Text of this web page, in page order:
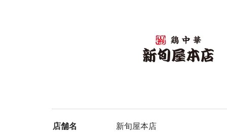
店舗名 新旬屋本店